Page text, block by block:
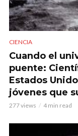
CIENCIA
Cuando el
puente:
Estados
jóvenes que
277 views 4 min read